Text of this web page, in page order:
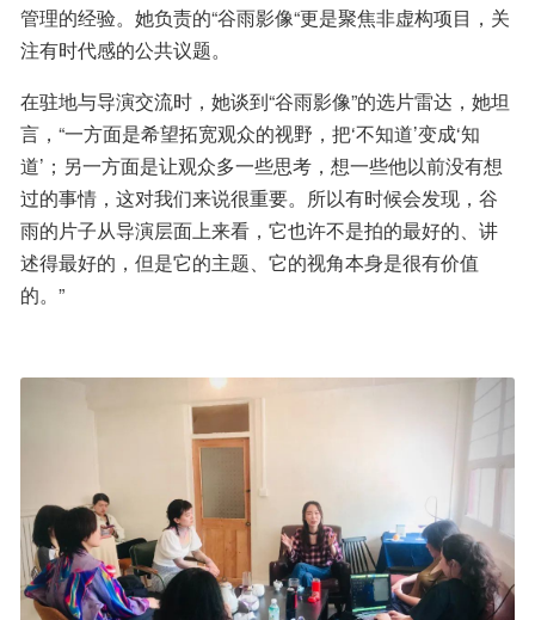
管理的经验。她负责的“谷雨影像“更是聚焦非虚构项目，关
注有时代感的公共议题。
在驻地与导演交流时，她谈到“谷雨影像”的选片雷达，她坦
言，“一方面是希望拓宽观众的视野，把‘不知道’变成‘知
道’；另一方面是让观众多一些思考，想一些他以前没有想
过的事情，这对我们来说很重要。所以有时候会发现，谷
雨的片子从导演层面上来看，它也许不是拍的最好的、讲
述得最好的，但是它的主题、它的视角本身是很有价值
的。”